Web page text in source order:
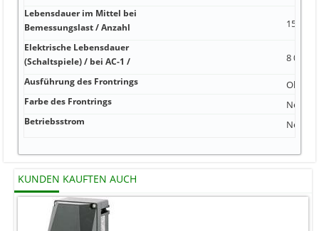
Lebensdauer im Mittel bei
Bemessungslast / Anzahl
15 000
Elektrische Lebensdauer
(Schaltspiele) / bei AC-1 /
8 000
Ausführung des Frontrings Ohne
Farbe des Frontrings Nein
Betriebsstrom Nein
KUNDEN KAUFTEN AUCH